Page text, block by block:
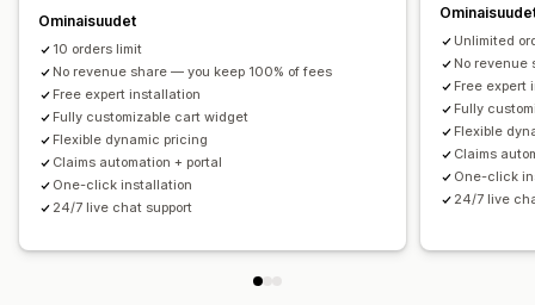
Analytiikka
Konversioasteet
Suositusten tehokkuus
Optimointiehdotukset
Mukautettu lisämyynti
Reklamaatioiden hallinta
Automaattinen käsittely
Mukautetut käytännöt Reklamaatioiden dashboard
Sähköposti-ilmoitukset
Ominaisuudet
10 orders limit
No revenue share — you keep 100% of fees
Free expert installation
Fully customizable cart widget
Flexible dynamic pricing
Claims automation + portal
One-click installation
24/7 live chat support
Unlimited
No revenue
Free expert
Fully
Flexible
Claims
One-click
24/7 live